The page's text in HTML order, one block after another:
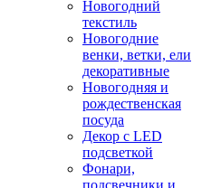
Новогодний
текстиль
Новогодние
венки, ветки, ели
декоративные
Новогодняя и
рождественская
посуда
Декор с LED
подсветкой
Фонари,
подсвечники и